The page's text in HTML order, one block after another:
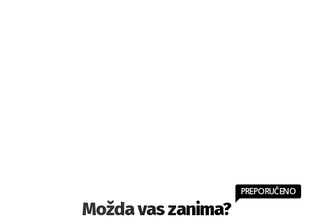
Možda vas zanima?
PREPORUČENO